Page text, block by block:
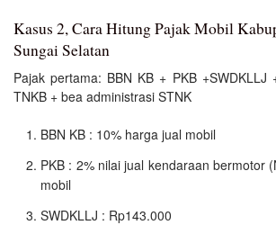
Kasus 2, Cara Hitung Pajak Mobil
Sungai Selatan
Pajak pertama: BBN KB + PKB +SWDKLLJ
TNKB + bea administrasi STNK
BBN KB : 10% harga jual mobil
PKB : 2% nilai jual kendaraan bermotor
mobil
SWDKLLJ : Rp143.000